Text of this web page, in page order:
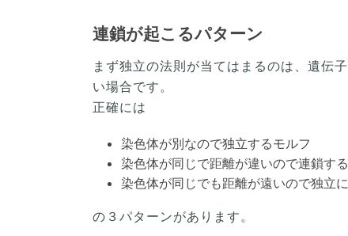
連鎖が起こるパターン
まず独立の法則が当てはまるのは、遺伝
い場合です。
正確には
染色体が別なので独立するモルフ
染色体が同じで距離が違いので連鎖す
染色体が同じでも距離が遠いので独立
の３パターンがあります。